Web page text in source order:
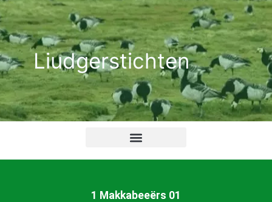
Ga
naar
de
inhoudLiudgerstichten
1 Makkabeeërs 01